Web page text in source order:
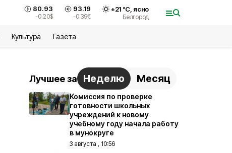
80.93
-0.20$
93.19
-0.39€
+21°С, ясно
Белгород
Культура Газета
Лучшее за Неделю Месяц
Комиссия по проверке
готовности школьных
учреждений к новому
учебному году начала работу
в мунокруге
3 августа , 10:56